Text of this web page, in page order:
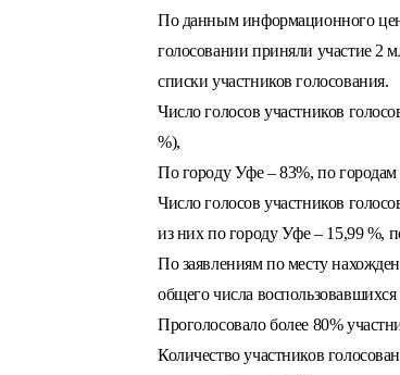
По данным информационного
голосовании приняли участие 2
списки участников голосования.
Число голосов участников
%),
По городу Уфе – 83%, по
Число голосов участников
из них по городу Уфе – 15,99 %,
По заявлениям по месту
общего числа
Проголосовало более 80%
Количество участников